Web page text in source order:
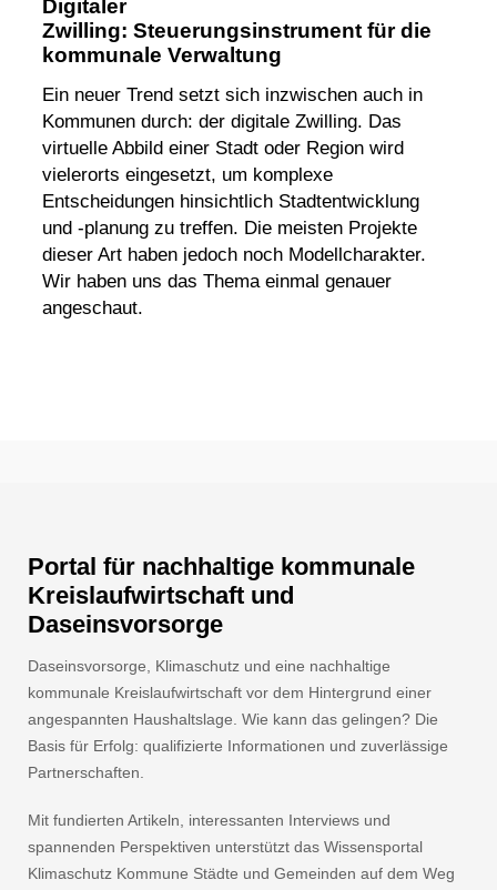
Digitaler
Zwilling: Steuerungsinstrument für die
kommunale Verwaltung
Ein neuer Trend setzt sich inzwischen auch in
Kommunen durch: der digitale Zwilling. Das
virtuelle Abbild einer Stadt oder Region wird
vielerorts eingesetzt, um komplexe
Entscheidungen hinsichtlich Stadtentwicklung
und -planung zu treffen. Die meisten Projekte
dieser Art haben jedoch noch Modellcharakter.
Wir haben uns das Thema einmal genauer
angeschaut.
Portal für nachhaltige kommunale
Kreislaufwirtschaft und
Daseinsvorsorge
Daseinsvorsorge, Klimaschutz und eine nachhaltige
kommunale Kreislaufwirtschaft vor dem Hintergrund einer
angespannten Haushaltslage. Wie kann das gelingen? Die
Basis für Erfolg: qualifizierte Informationen und zuverlässige
Partnerschaften.
Mit fundierten Artikeln, interessanten Interviews und
spannenden Perspektiven unterstützt das Wissensportal
Klimaschutz Kommune Städte und Gemeinden auf dem Weg